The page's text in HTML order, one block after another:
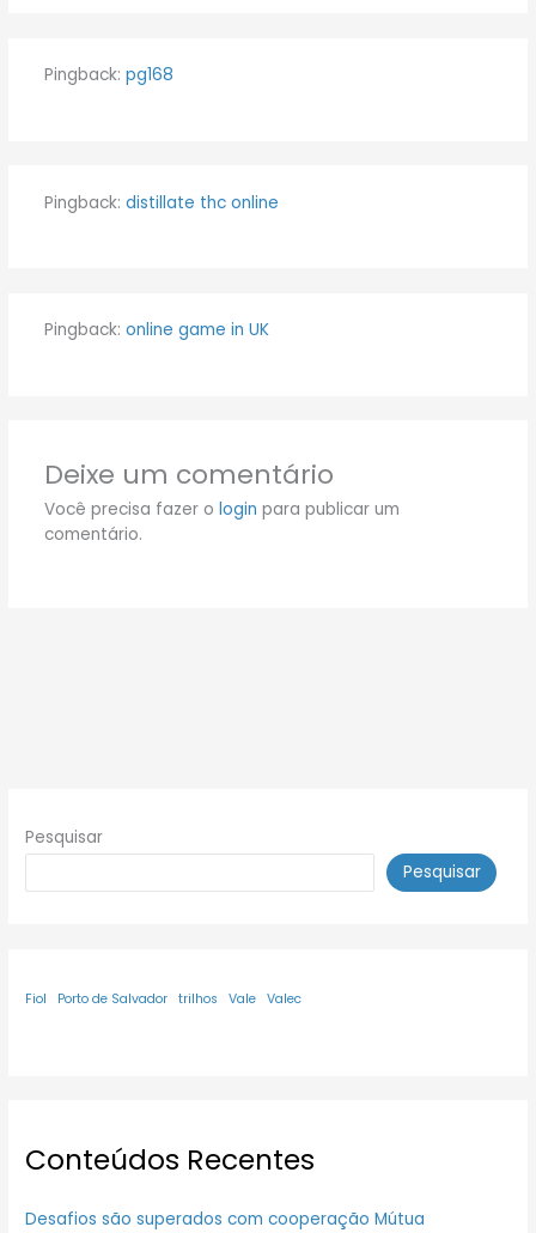
Pingback: pg168
Pingback: distillate thc online
Pingback: online game in UK
Deixe um comentário
Você precisa fazer o login para publicar um
comentário.
Pesquisar
Pesquisar
Fiol Porto de Salvador trilhos Vale Valec
Conteúdos Recentes
Desafios são superados com cooperação Mútua